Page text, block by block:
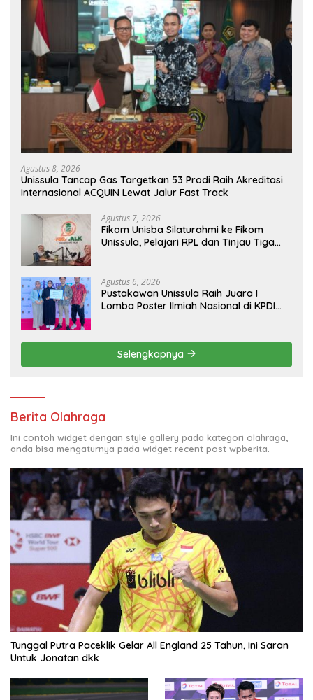
Agustus 8, 2026
Unissula Tancap Gas Targetkan 53 Prodi Raih Akreditasi
Internasional ACQUIN Lewat Jalur Fast Track
Agustus 7, 2026
Fikom Unisba Silaturahmi ke Fikom
Unissula, Pelajari RPL dan Tinjau Tiga
Agustus 6, 2026
Pustakawan Unissula Raih Juara I
Lomba Poster Ilmiah Nasional di KPDI
Selengkapnya
Berita Olahraga
Ini contoh widget dengan style gallery pada kategori olahraga,
anda bisa mengaturnya pada widget recent post wpberita.
Tunggal Putra Paceklik Gelar All England 25 Tahun, Ini Saran
Untuk Jonatan dkk